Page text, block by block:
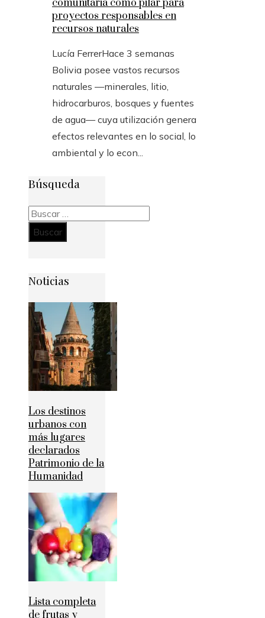
comunitaria como pilar para
proyectos responsables en
recursos naturales
Lucía FerrerHace 3 semanas
Bolivia posee vastos recursos
naturales —minerales, litio,
hidrocarburos, bosques y fuentes
de agua— cuya utilización genera
efectos relevantes en lo social, lo
ambiental y lo econ...
Búsqueda
Buscar:
Noticias
Los destinos
urbanos con
más lugares
declarados
Patrimonio de la
Humanidad
Lista completa
de frutas y